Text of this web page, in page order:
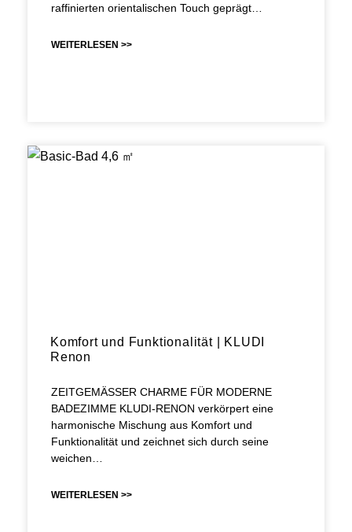
raffinierten orientalischen Touch geprägt…
WEITERLESEN >>
Komfort und Funktionalität | KLUDI
Renon
ZEITGEMÄSSER CHARME FÜR MODERNE
BADEZIMME KLUDI-RENON verkörpert eine
harmonische Mischung aus Komfort und
Funktionalität und zeichnet sich durch seine
weichen…
WEITERLESEN >>